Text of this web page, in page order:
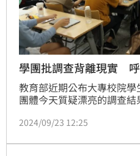
學團批調查背離現實
教育部近期公布大專校院
團體今天質疑漂亮的調查
學生群體支持、擴大調查範
2024/09/23 12:25